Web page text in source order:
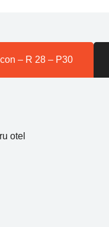
– R 28 – P30
otel